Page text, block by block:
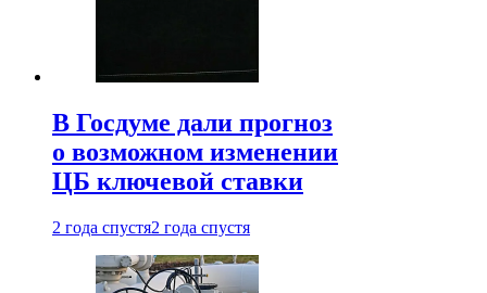
В Госдуме дали прогноз
о возможном изменении
ЦБ ключевой ставки
2 года спустя2 года спустя